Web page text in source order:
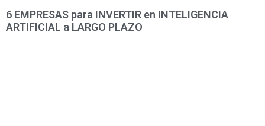
6 EMPRESAS para INVERTIR en INTELIGENCIA
ARTIFICIAL a LARGO PLAZO